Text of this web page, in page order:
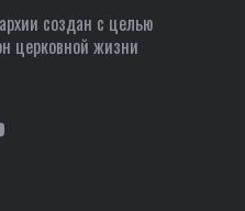
создан c целью
церковной жизни